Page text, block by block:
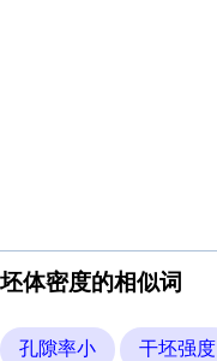
坯体密度的相似词
孔隙率小 干坯强度